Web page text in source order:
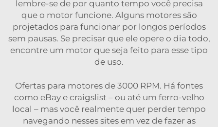
lembre-se de por quanto tempo você precisa
que o motor funcione. Alguns motores são
projetados para funcionar por longos períodos
sem pausas. Se precisar que ele opere o dia todo,
encontre um motor que seja feito para esse tipo
de uso.
Ofertas para motores de 3000 RPM. Há fontes
como eBay e craigslist – ou até um ferro-velho
local – mas você realmente quer perder tempo
navegando nesses sites em vez de fazer as